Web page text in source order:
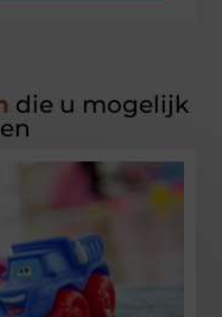
die u mogelijk